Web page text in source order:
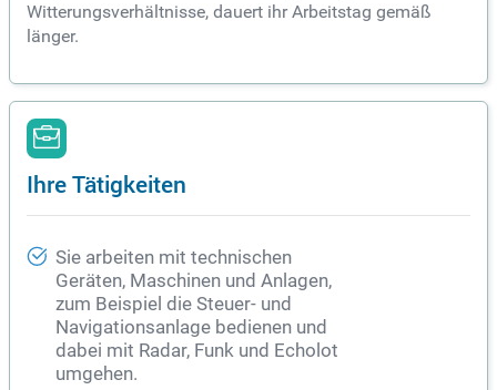
Witterungsverhältnisse, dauert ihr Arbeitstag gemäß
länger.
Ihre Tätigkeiten
Sie arbeiten mit technischen
Geräten, Maschinen und Anlagen,
zum Beispiel die Steuer- und
Navigationsanlage bedienen und
dabei mit Radar, Funk und Echolot
umgehen.